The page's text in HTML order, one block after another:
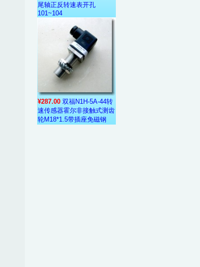
尾轴正反转速表开孔
101~104
¥287.00 双福N1H-5A-44转
速传感器霍尔非接触式测齿
轮M18*1.5带插座免磁钢